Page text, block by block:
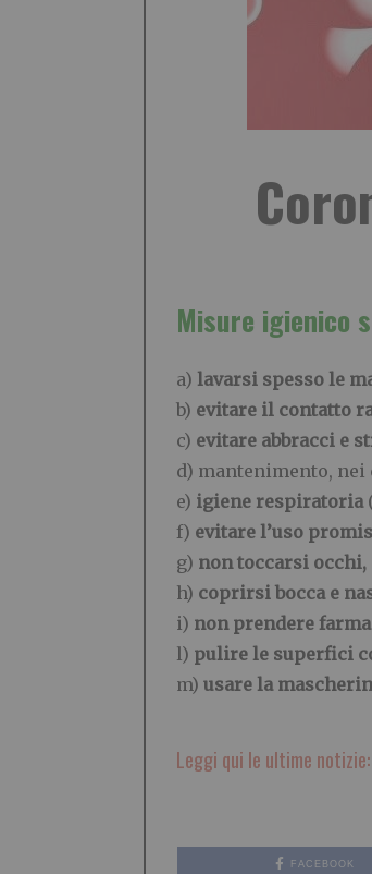
Misure igienico
a) lavarsi spesso le
b) evitare il contatto
c) evitare abbracci e
d) mantenimento,
e) igiene respiratoria
f) evitare l’uso
g) non toccarsi occhi,
h) coprirsi bocca e
i) non prendere
l) pulire le superfici
m) usare la
Leggi qui le ultime notizie:
FACEBOOK